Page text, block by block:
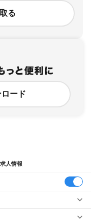
る
ード
人情報